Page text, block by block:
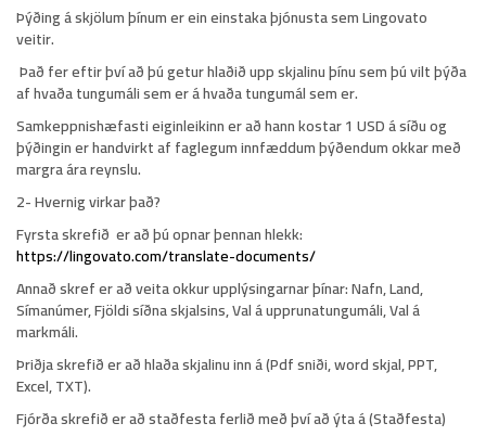
Þýðing á skjölum þínum er ein einstaka þjónusta sem Lingovato
veitir.
Það fer eftir því að þú getur hlaðið upp skjalinu þínu sem þú vilt þýða
af hvaða tungumáli sem er á hvaða tungumál sem er.
Samkeppnishæfasti eiginleikinn er að hann kostar1 USD á síðuog
þýðingin er handvirkt af faglegum innfæddum þýðendum okkar með
margra ára reynslu.
2-Hvernig virkar það?
Fyrsta skrefið er að þú opnar þennan hlekk:
https://lingovato.com/translate-documents/
Annað skrefer að veita okkur upplýsingarnar þínar: Nafn, Land,
Símanúmer, Fjöldi síðna skjalsins, Val á upprunatungumáli, Val á
markmáli.
Þriðja skrefiðer að hlaða skjalinu inn á (Pdf sniði, word skjal, PPT,
Excel, TXT).
Fjórða skrefiðer að staðfesta ferlið með því að ýta á (Staðfesta)